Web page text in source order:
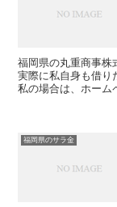
福岡県の丸重商事株
実際に私自身も借り
私の場合は、ホーム
福岡県のサラ金